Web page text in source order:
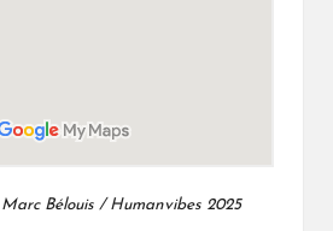
Marc Bélouis / Humanvibes 2025